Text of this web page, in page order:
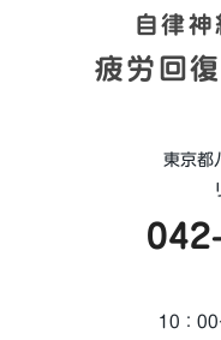
自律
疲労回
東京都
10：00